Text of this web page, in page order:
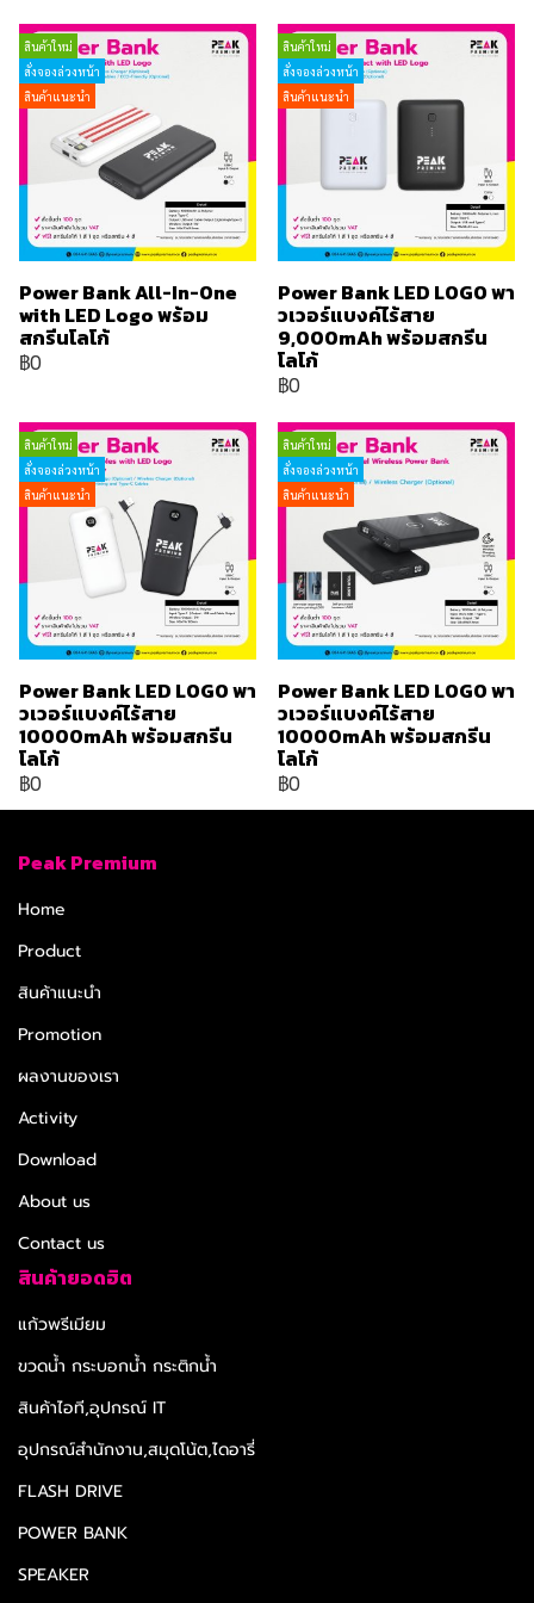
สินค้าใหม่
สั่งจองล่วงหน้า
สินค้าแนะนำ
Power Bank All-In-One
with LED Logo พร้อม
สกรีนโลโก้
฿0
สินค้าใหม่
สั่งจองล่วงหน้า
สินค้าแนะนำ
Power Bank LED LOGO พา
วเวอร์แบงค์ไร้สาย
9,000mAh พร้อมสกรีน
โลโก้
฿0
สินค้าใหม่
สั่งจองล่วงหน้า
สินค้าแนะนำ
Power Bank LED LOGO พา
วเวอร์แบงค์ไร้สาย
10000mAh พร้อมสกรีน
โลโก้
฿0
สินค้าใหม่
สั่งจองล่วงหน้า
สินค้าแนะนำ
Power Bank LED LOGO พา
วเวอร์แบงค์ไร้สาย
10000mAh พร้อมสกรีน
โลโก้
฿0
Peak Premium
Home
Product
สินค้าแนะนำ
Promotion
ผลงานของเรา
Activity
Download
About us
Contact us
สินค้ายอดฮิต
แก้วพรีเมียม
ขวดน้ำ กระบอกน้ำ กระติกน้ำ
สินค้าไอที,อุปกรณ์ IT
อุปกรณ์สำนักงาน,สมุดโน้ต,ไดอารี่
FLASH DRIVE
POWER BANK
SPEAKER